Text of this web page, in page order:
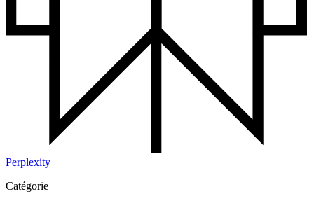
Perplexity
Catégorie